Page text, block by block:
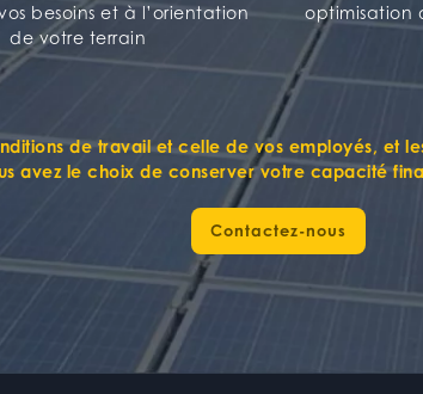
besoins et à l’orientation
de votre terrain
optimisation
de travail et celle de vos employés, et
avez le choix de conservervotre capacité
Contactez-nous